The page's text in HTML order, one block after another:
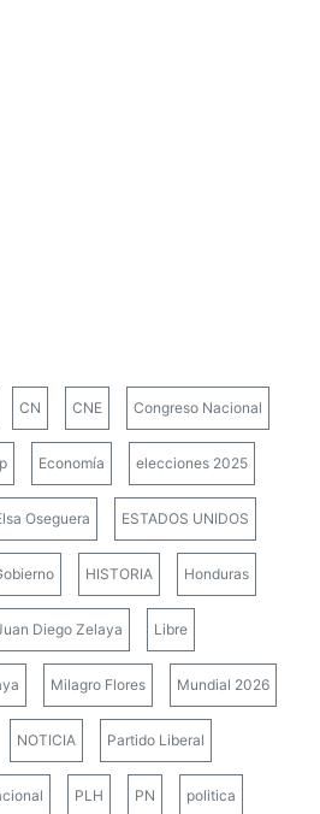
CN CNE Congreso Nacional
Economía elecciones 2025
Oseguera ESTADOS UNIDOS
HISTORIA Honduras
Diego Zelaya Libre
Milagro Flores Mundial 2026
NOTICIA Partido Liberal
PLH PN politica